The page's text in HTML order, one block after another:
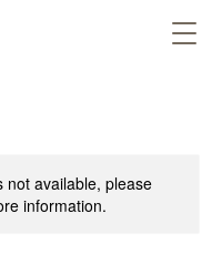
not available, please
information.